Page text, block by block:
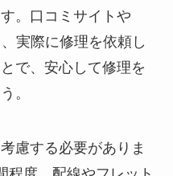
。口コミサイトや
実際に修理を依頼し
で、安心して修理を
。
慮する必要がありま